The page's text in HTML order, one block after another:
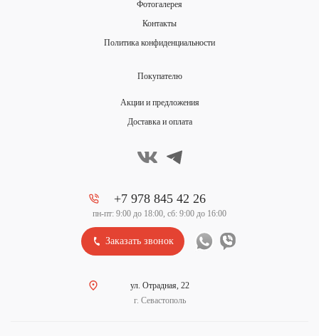
Фотогалерея
Контакты
Политика конфиденциальности
Покупателю
Акции и предложения
Доставка и оплата
+7 978 845 42 26
пн-пт: 9:00 до 18:00, сб: 9:00 до 16:00
Заказать звонок
ул. Отрадная, 22
г. Севастополь